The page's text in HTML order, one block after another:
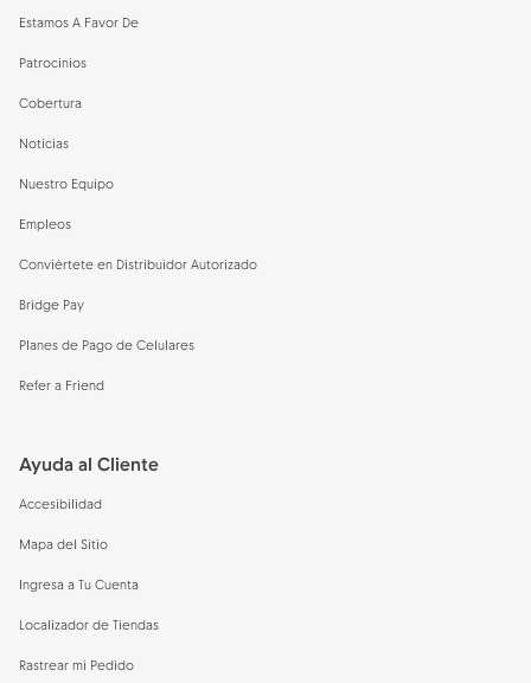
Estamos A Favor De
Patrocinios
Cobertura
Noticias
Nuestro Equipo
Empleos
Conviértete en Distribuidor Autorizado
Bridge Pay
Planes de Pago de Celulares
Refer a Friend
Ayuda al Cliente
Accesibilidad
Mapa del Sitio
Ingresa a Tu Cuenta
Localizador de Tiendas
Rastrear mi Pedido